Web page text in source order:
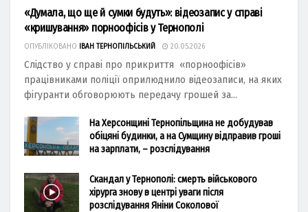
«Думала, що ще й сумки будуть»: відеозапис у справі
«кришування» порноофісів у Тернополі
ОПУБЛІКОВАНО ІВАН ТЕРНОПІЛЬСЬКИЙ 20.05.2026
Слідство у справі про прикриття «порноофісів»
працівниками поліції оприлюднило відеозаписи, на яких
фігуранти обговорюють передачу грошей за...
На Херсонщині Тернопільщина не добудував
обіцяні будинки, а на Сумщину відправив гроші
на зарплати, – розслідування
Скандал у Тернополі: смерть військового
хірурга знову в центрі уваги після
розслідування Яніни Соколової